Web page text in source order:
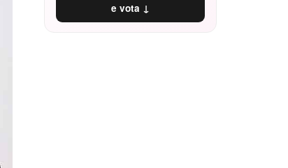
e vota ↓